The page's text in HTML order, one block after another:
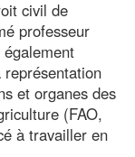
civil de
professeur
et organes des
(FAO,
à travailler en